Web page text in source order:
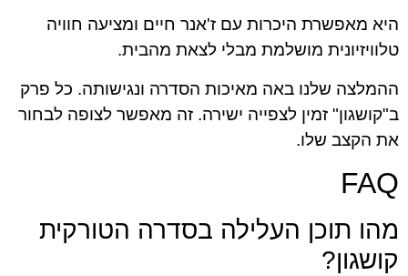
היא מאפשרת היכרות עם ז'אנר חיים ומציעה חוויה
טלוויזיונית מושלמת מבלי לצאת מהבית.
ההמלצה שלנו באה מאיכות הסדרה ונגישותה. כל פרק
ב"קושגון" זמין לצפייה ישירה. זה מאפשר לצופה לבחור
את הקצב שלו.
FAQ
מהו תוכן העלילה בסדרה הטורקית
קושגון?